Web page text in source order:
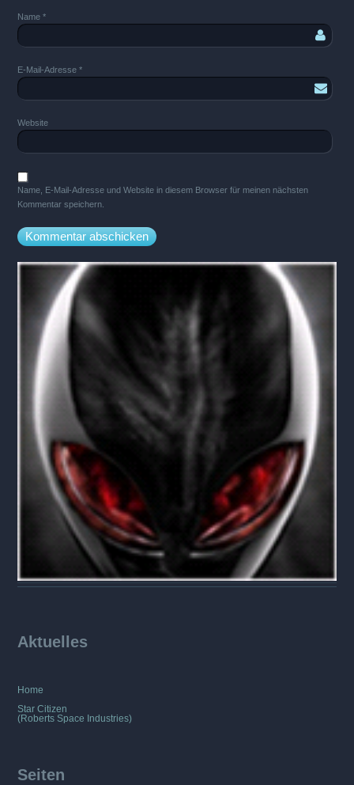
Name*
E-Mail-Adresse*
Website
Name, E-Mail-Adresse und Website in diesem Browser für meinen nächsten
Kommentar speichern.
Aktuelles
Home
Star Citizen
(Roberts Space Industries)
Seiten